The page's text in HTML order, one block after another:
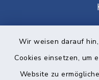
Wir weisen darauf
Cookies einsetzen, um
Website zu